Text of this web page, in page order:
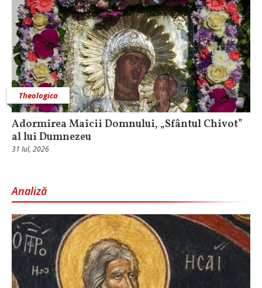
Theologica
Adormirea Maicii Domnului, „Sfântul Chivot”
al lui Dumnezeu
31 Iul, 2026
Analiză